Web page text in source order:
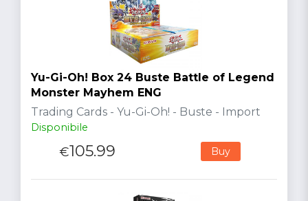
Yu-Gi-Oh! Box 24 Buste Battle of Legend
Monster Mayhem ENG
Trading Cards - Yu-Gi-Oh! - Buste - Import
Disponibile
€105.99 Buy